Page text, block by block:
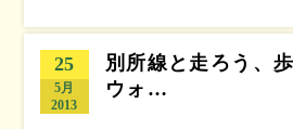
25
5月
2013
別所線と走ろう、
ウォ…